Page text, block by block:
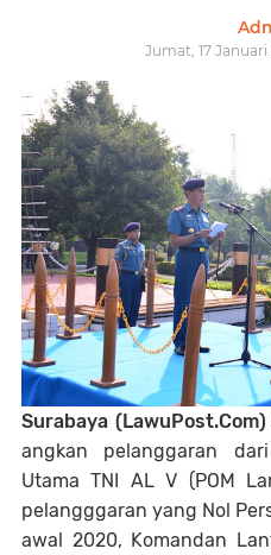
Jumat, 17
Surabaya (LawuPost.Com)
angkan pelanggaran
Utama TNI AL V (POM
pelangggaran yang Nol
awal 2020, Komandan